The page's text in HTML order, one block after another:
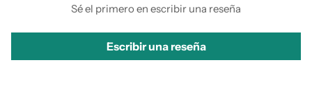
Sé el primero en escribir una reseña
Escribir una reseña